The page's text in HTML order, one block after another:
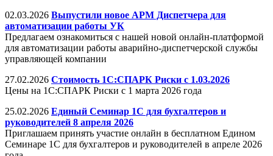
02.03.2026 Выпустили новое АРМ Диспетчера для
автоматизации работы УК
Предлагаем ознакомиться с нашей новой онлайн-платформой
для автоматизации работы аварийно-диспетчерской службы
управляющей компании
27.02.2026 Стоимость 1С:СПАРК Риски с 1.03.2026
Цены на 1С:СПАРК Риски с 1 марта 2026 года
25.02.2026 Единый Семинар 1С для бухгалтеров и
руководителей 8 апреля 2026
Приглашаем принять участие онлайн в бесплатном Едином
Семинаре 1С для бухгалтеров и руководителей в апреле 2026